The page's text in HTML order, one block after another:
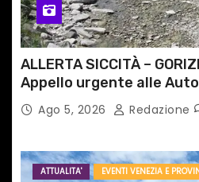
ALLERTA SICCITÀ –
Appello urgente alle
Ago 5, 2026 Redazione
ATTUALITA' EVENTI VENEZIA E